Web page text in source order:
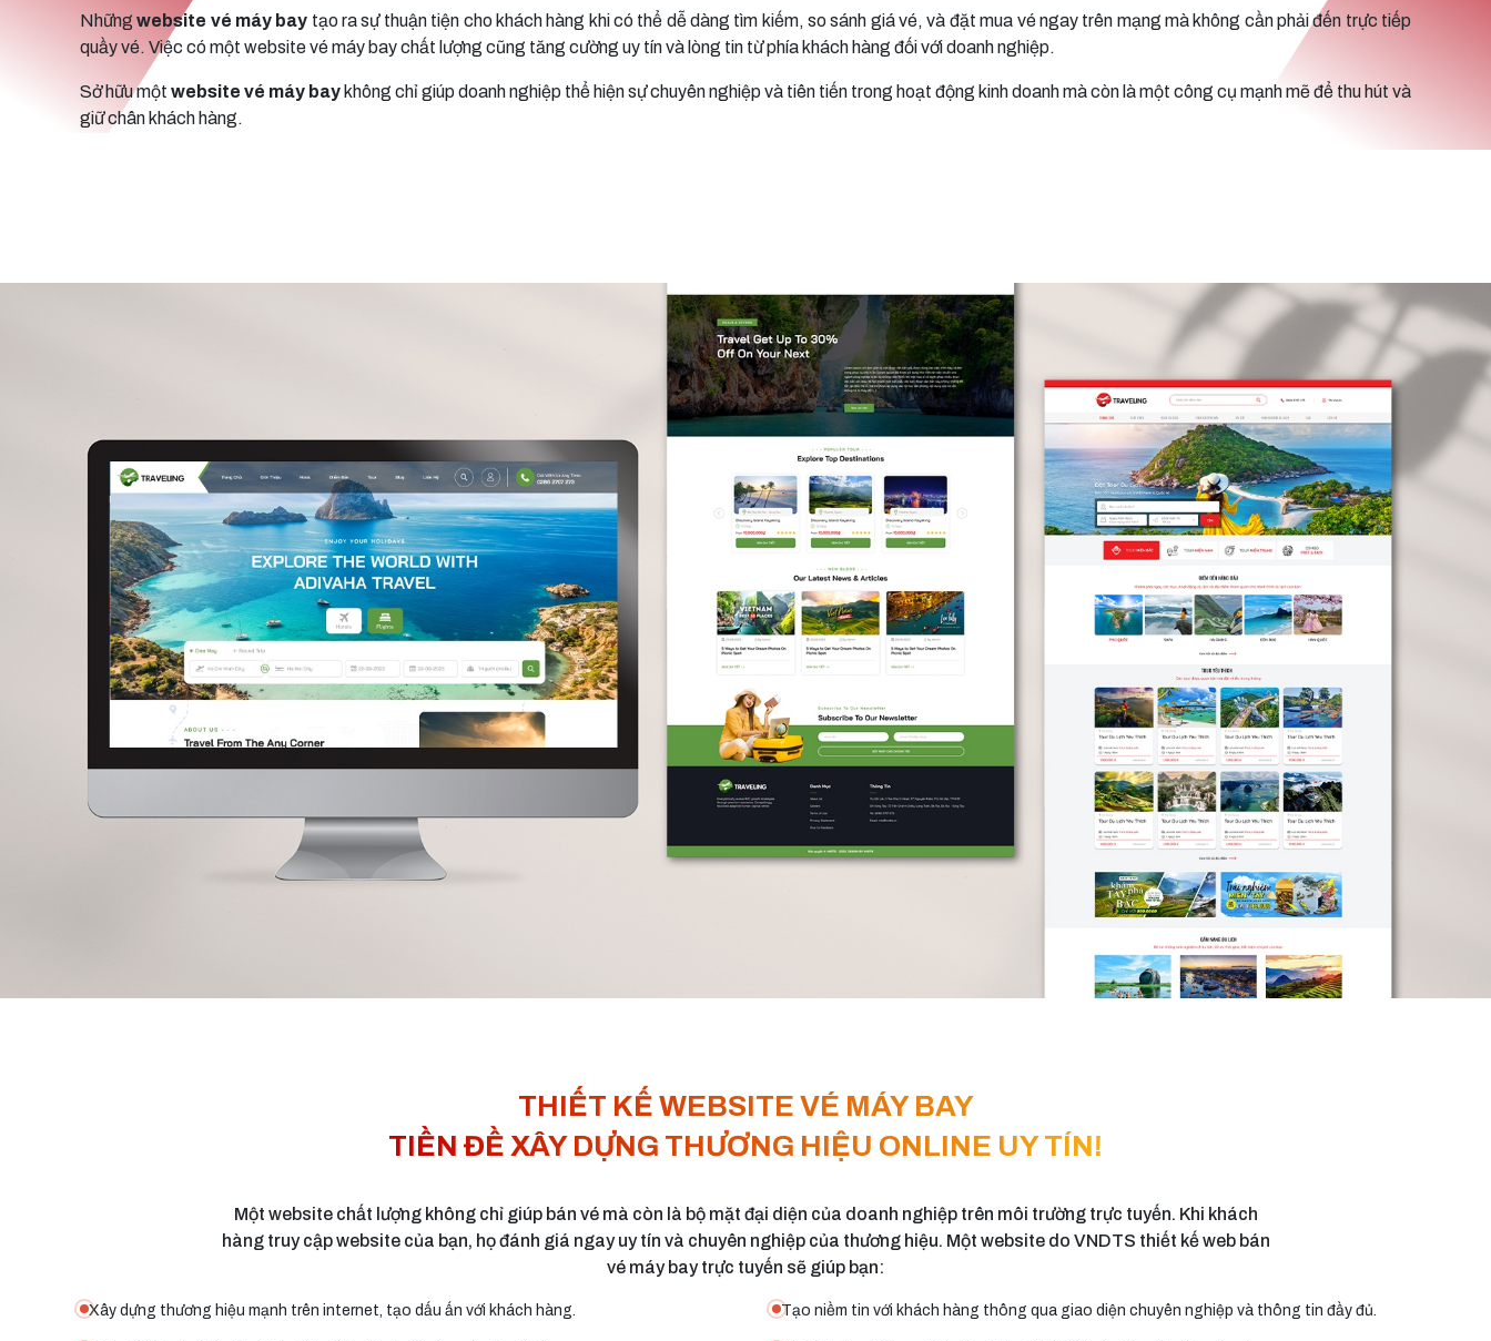
Nhữngwebsite vé máy bay tạo ra sự thuận tiện cho khách hàng khi có thể dễ dàng tìm kiếm, so sánh giá vé, và đặt mua vé ngay trên mạng mà không cần phải đến trực tiếp
quầy vé. Việc có một website vé máy bay chất lượng cũng tăng cường uy tín và lòng tin từ phía khách hàng đối với doanh nghiệp.
Sở hữu một website vé máy bay không chỉ giúp doanh nghiệp thể hiện sự chuyên nghiệp và tiên tiến trong hoạt động kinh doanh mà còn là một công cụ mạnh mẽ để thu hút và
giữ chân khách hàng.
THIẾT KẾ WEBSITE VÉ MÁY BAY
TIỀN ĐỀ XÂY DỰNG THƯƠNG HIỆU ONLINE UY TÍN!
Một website chất lượng không chỉ giúp bán vé mà còn là bộ mặt đại diện của doanh nghiệp trên môi trường trực tuyến. Khi khách
hàng truy cập website của bạn, họ đánh giá ngay uy tín và chuyên nghiệp của thương hiệu. Một website do VNDTS thiết kế web bán
vé máy bay trực tuyến sẽ giúp bạn:
Xây dựng thương hiệu mạnh trên internet, tạo dấu ấn với khách hàng. Tạo niềm tin với khách hàng thông qua giao diện chuyên nghiệp và thông tin đầy đủ.